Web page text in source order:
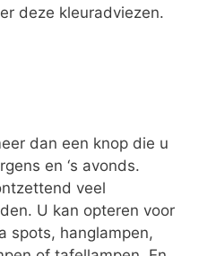
deze kleuradviezen.
dan een knop die u
en ‘s avonds.
veel
U kan opteren voor
spots, hanglampen,